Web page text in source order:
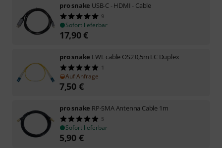
pro snake USB-C - HDMI - Cable
9
Sofort lieferbar
17,90€
pro snake LWL cable OS2 0,5m LC Duplex
1
Auf Anfrage
7,50 €
pro snake RP-SMA Antenna Cable 1m
5
Sofort lieferbar
5,90 €